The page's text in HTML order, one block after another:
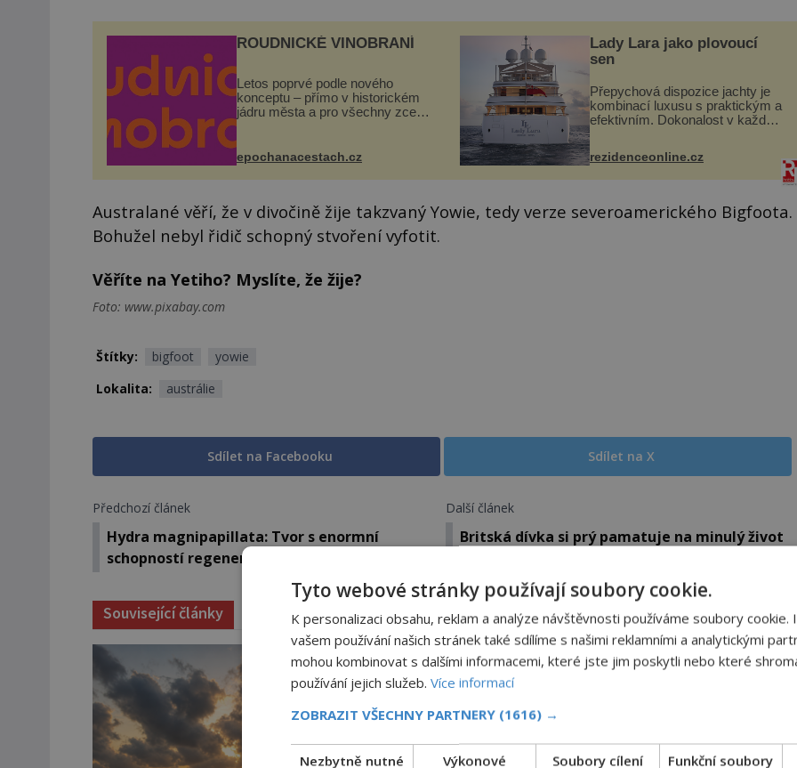
ROUDNICKÉ VINOBRANÍ
Letos poprvé podle nového
konceptu – přímo v historickém
jádru města a pro všechny zcela
náměstí. Návštěvníci se mohou
těšit na víno, burčák, pes...
epochanacestach.cz
Lady Lara jako plovoucí
sen
Přepychová dispozice jachty je
kombinací luxusu s praktickým a
efektivním. Dokonalost v každém
paluby. Monacký přístav nabízí
každoročn...
rezidenceonline.cz
Australané věří, že v divočině žije takzvaný Yowie, tedy verze severoamerického Bigfoota.
Bohužel nebyl řidič schopný stvoření vyfotit.
Věříte na Yetiho? Myslíte, že žije?
Foto: www.pixabay.com
Štítky: bigfoot
yowie
Lokalita:
austrálie
Sdílet na Facebooku Sdílet na X
Předchozí článek
Hydra magnipapillata: Tvor s enormní
schopností regenerace!
Další článek
Britská dívka si prý pamatuje na minulý život
Související články
Strašidelná pláž Dumas: Je černý písek
podhoubím, ze kterého roste zlo?
část pobřeží, které má hodně temnou pověst.
Tyto webové stránky používají soubory cookie.
K personalizaci obsahu, reklam a analýze návštěvnosti používáme soubory cookie.
vašem používání našich stránek také sdílíme s našimi reklamními a analytickými
mohou kombinovat s dalšími informacemi, které jste jim poskytli nebo které
používání jejich služeb. Více informací
ZOBRAZIT VŠECHNY PARTNERY (1616) →
Nezbytně nutné
Výkonové
Soubory cílení Funkční soubory